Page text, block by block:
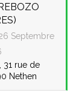
Septembre
31 rue de
Nethen